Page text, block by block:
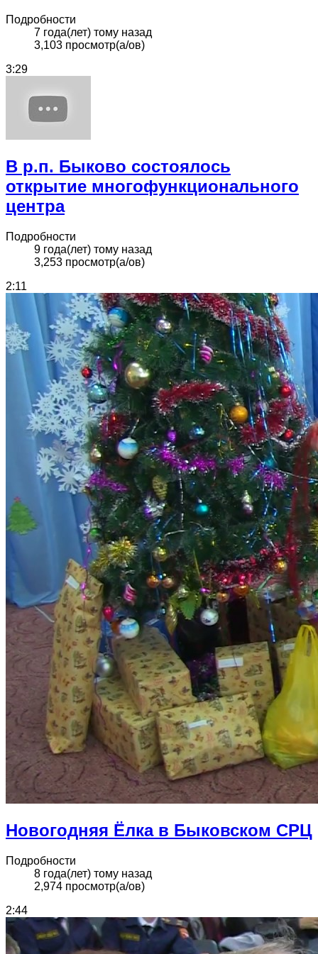
Подробности
7 года(лет) тому назад
3,103 просмотр(а/ов)
3:29
В р.п. Быково состоялось
открытие многофункционального
центра
Подробности
9 года(лет) тому назад
3,253 просмотр(а/ов)
2:11
Новогодняя Ёлка в Быковском СРЦ
Подробности
8 года(лет) тому назад
2,974 просмотр(а/ов)
2:44